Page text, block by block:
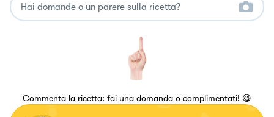
Commenta la ricetta: fai una domanda o complimentati! 😋